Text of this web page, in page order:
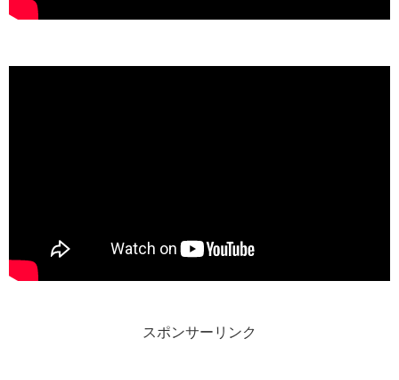
スポンサーリンク